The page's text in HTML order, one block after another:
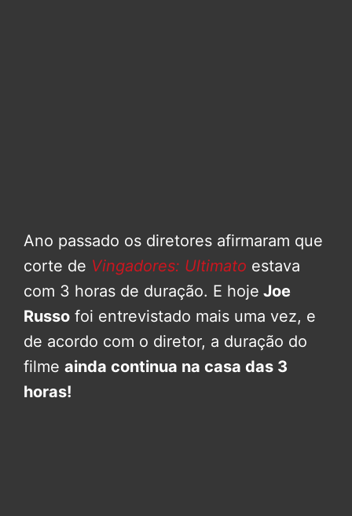
Ano passado os diretores afirmaram que
corte de Vingadores: Ultimato estava
com 3 horas de duração. E hoje Joe
Russo foi entrevistado mais uma vez, e
de acordo com o diretor, a duração do
filme ainda continua na casa das 3
horas!